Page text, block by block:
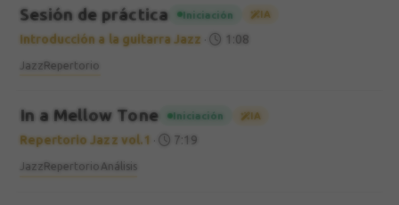
Sesión de práctica Iniciación IA
Introducción a la guitarra Jazz · 1:08
JazzRepertorio
In a Mellow Tone Iniciación IA
Repertorio Jazz vol.1 7:19
JazzRepertorio Análisis